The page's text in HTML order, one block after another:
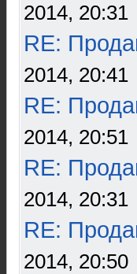
2014, 20:31
RE:
2014, 20:41
RE:
2014, 20:51
RE:
2014, 20:31
RE:
2014, 20:50